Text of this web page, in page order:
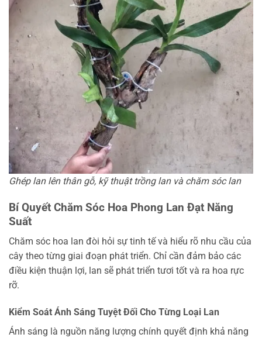
Ghép lan lên thân gỗ, kỹ thuật trồng lan và chăm sóc lan
Bí Quyết Chăm Sóc Hoa Phong Lan Đạt Năng
Suất
Chăm sóc hoa lan đòi hỏi sự tinh tế và hiểu rõ nhu cầu của
cây theo từng giai đoạn phát triển. Chỉ cần đảm bảo các
điều kiện thuận lợi, lan sẽ phát triển tươi tốt và ra hoa rực
rỡ.
Kiểm Soát Ánh Sáng Tuyệt Đối Cho Từng Loại Lan
Ánh sáng là nguồn năng lượng chính quyết định khả năng